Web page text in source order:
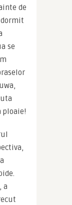
de
se
ploaie!
a